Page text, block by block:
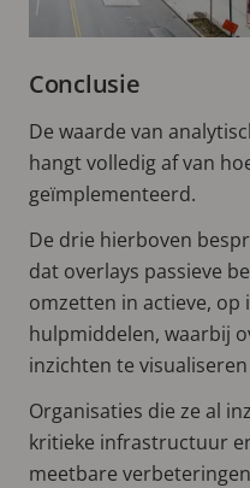
Conclusie
De waarde van
hangt volledig af van
geïmplementeerd.
De drie hierboven
dat overlays passieve
omzetten in actieve,
hulpmiddelen, waarbij
inzichten te
Organisaties die ze al
kritieke infrastructuur
meetbare